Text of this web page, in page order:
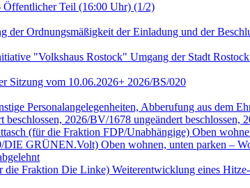
Öffentlicher Teil (16:00 Uhr) (1/2)
der Ordnungsmäßigkeit der Einladung und der
"Volkshaus Rostock" Umgang der Stadt
Sitzung vom 10.06.2026+ 2026/BS/020
Personalangelegenheiten, Abberufung aus dem
2026/BV/1678 ungeändert beschlossen,
(für die Fraktion FDP/Unabhängige) Oben
GRÜNEN.Volt) Oben wohnen, unten parken –
Fraktion Die Linke) Weiterentwicklung eines